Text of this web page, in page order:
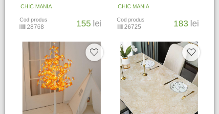
CHIC MANIA
Cod produs
28768 155 lei
CHIC MANIA
Cod produs
26725 183 lei